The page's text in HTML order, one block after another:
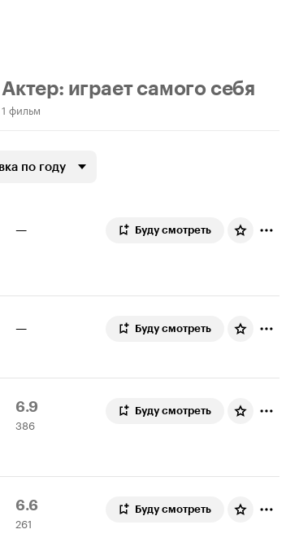
Актер: играет самого себя
1 фильм
по году
— Буду смотреть
— Буду смотреть
Рейтинг
Кинопоиска
6.9
386
оценок
386
Буду смотреть
Рейтинг
Кинопоиска
6.6
261
оценка
261
Буду смотреть